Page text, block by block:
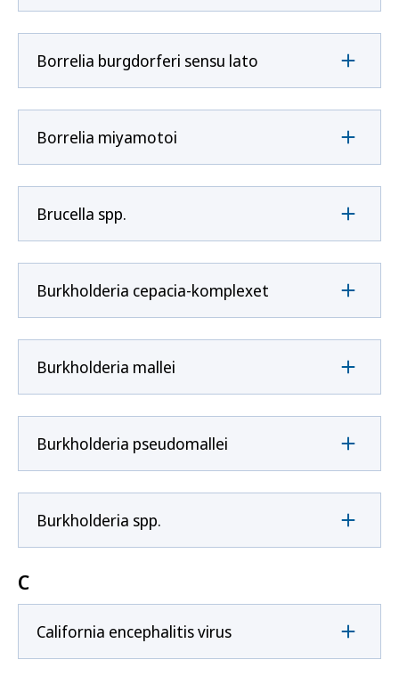
Borrelia burgdorferi sensu lato
Borrelia miyamotoi
Brucella spp.
Burkholderia cepacia-komplexet
Burkholderia mallei
Burkholderia pseudomallei
Burkholderia spp.
C
California encephalitis virus